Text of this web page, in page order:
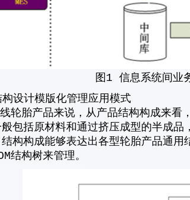
图1 信息系统间业
计模版化管理应用模式
胎产品来说，从产品结构构成来看
包括原材料和通过挤压成型的半成
构构成能够表达出各型轮胎产品通
结构树来管理。